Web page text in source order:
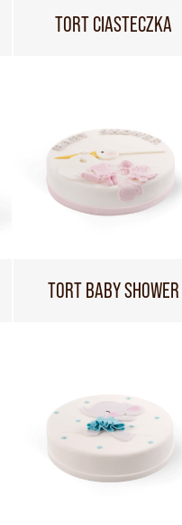
TORT CIASTECZKA
TORT BABY SHOWER